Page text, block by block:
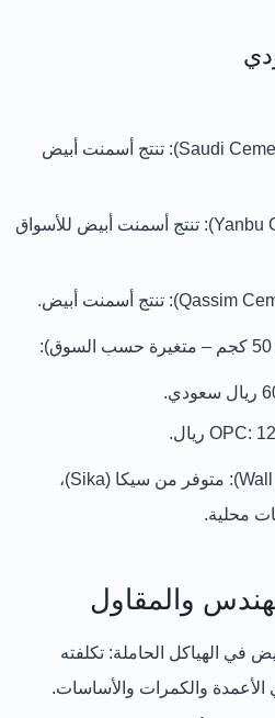
تنتج أسمنت أبيض
تنتج أسمنت أبيض للأسواق
تنتج أسمنت أبيض.
.
.
متوفر من سيكا (Sika)
،
محلية.
والمقاول
في الهياكل الحاملة: تكلفته
الأعمدة والكمرات والأساسات.